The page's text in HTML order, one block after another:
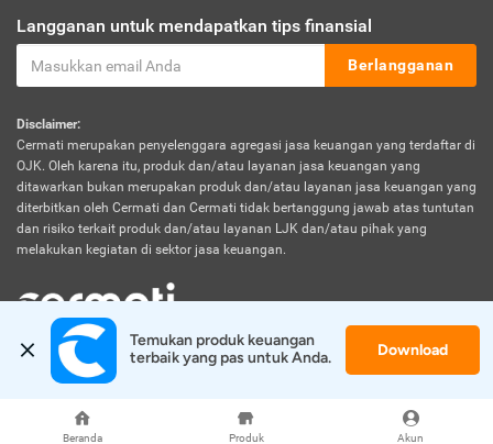
Beranda Produk Akun
Langganan untuk mendapatkan tips finansial
Berlangganan
Disclaimer:
Cermati merupakan penyelenggara agregasi jasa keuangan yang terdaftar di
OJK. Oleh karena itu, produk dan/atau layanan jasa keuangan yang
ditawarkan bukan merupakan produk dan/atau layanan jasa keuangan yang
diterbitkan oleh Cermati dan Cermati tidak bertanggung jawab atas tuntutan
dan risiko terkait produk dan/atau layanan LJK dan/atau pihak yang
melakukan kegiatan di sektor jasa keuangan.
© 2026 Cermati. All Rights Reserved.
Temukan produk keuangan
terbaik yang pas untuk Anda.
Download